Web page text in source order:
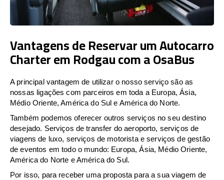
Vantagens de Reservar um Autocarro
Charter em Rodgau com a OsaBus
A principal vantagem de utilizar o nosso serviço são as
nossas ligações com parceiros em toda a Europa, Ásia,
Médio Oriente, América do Sul e América do Norte.
Também podemos oferecer outros serviços no seu destino
desejado. Serviços de transfer do aeroporto, serviços de
viagens de luxo, serviços de motorista e serviços de gestão
de eventos em todo o mundo: Europa, Ásia, Médio Oriente,
América do Norte e América do Sul.
Por isso, para receber uma proposta para a sua viagem de